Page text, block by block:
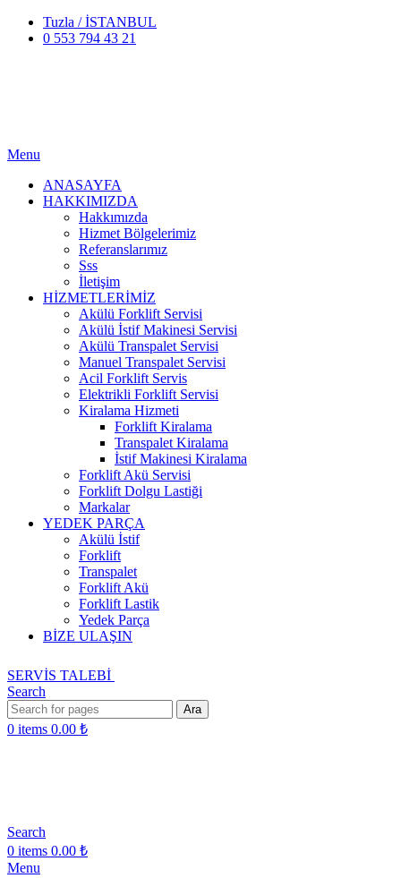
Tuzla / İSTANBUL
0 553 794 43 21
Menu
ANASAYFA
HAKKIMIZDA
Hakkımızda
Hizmet Bölgelerimiz
Referanslarımız
Sss
İletişim
HİZMETLERİMİZ
Akülü Forklift Servisi
Akülü İstif Makinesi Servisi
Akülü Transpalet Servisi
Manuel Transpalet Servisi
Acil Forklift Servis
Elektrikli Forklift Servisi
Kiralama Hizmeti
Forklift Kiralama
Transpalet Kiralama
İstif Makinesi Kiralama
Forklift Akü Servisi
Forklift Dolgu Lastiği
Markalar
YEDEK PARÇA
Akülü İstif
Forklift
Transpalet
Forklift Akü
Forklift Lastik
Yedek Parça
BİZE ULAŞIN
SERVİS TALEBİ
Search
Ara
0 items 0.00 ₺
Search
0 items 0.00 ₺
Menu